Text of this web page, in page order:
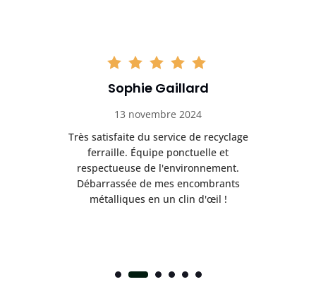
Sophie Gaillard
13 novembre 2024
Très satisfaite du service de recyclage
ferraille. Équipe ponctuelle et
respectueuse de l'environnement.
Débarrassée de mes encombrants
métalliques en un clin d'œil !